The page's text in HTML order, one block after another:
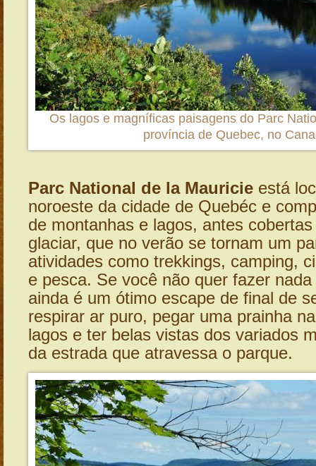
Os lagos e magníficas paisagens do Parc
província de Quebec, no
Parc National de la Mauricie está
noroeste da cidade de Quebéc e
de montanhas e lagos, antes
glaciar, que no verão se tornam um
atividades como trekkings, camping,
e pesca. Se você não quer fazer
ainda é um ótimo escape de final de
respirar ar puro, pegar uma prainha
lagos e ter belas vistas dos variados
da estrada que atravessa o parque.